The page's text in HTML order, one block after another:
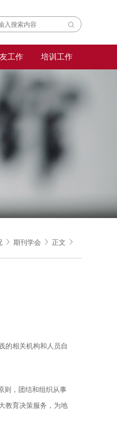
工作 培训工作
期刊学会 正文
的相关机构和人员自
则，团结和组织从事
教育决策服务，为地